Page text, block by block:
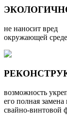
не наносит вред
окружающей среде
возможность
его полная замена
свайно-винтовой